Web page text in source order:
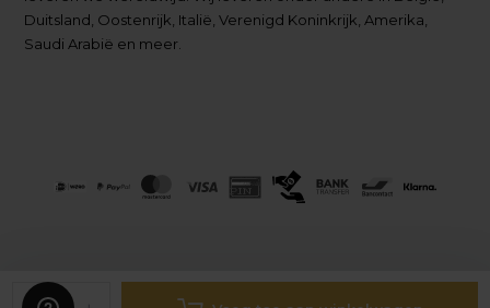
Duitsland, Oostenrijk, Italië, Verenigd Koninkrijk, Amerika,
Saudi Arabië en meer.